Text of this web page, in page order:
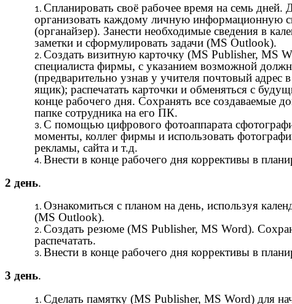
Спланировать своё рабочее время на семь дней.
организовать каждому личную информационную
(органайзер). Занести необходимые сведения в
заметки и сформулировать задачи (MS Outlook).
Создать визитную карточку (MS Publisher, MS
специалиста фирмы, с указанием возможной
(предварительно узнав у учителя почтовый адрес в
ящик); распечатать карточки и обменяться с
конце рабочего дня. Сохранять все создаваемые
папке сотрудника на его ПК.
С помощью цифрового фотоаппарата
моменты, коллег фирмы и использовать
рекламы, сайта и т.д.
Внести в конце рабочего дня коррективы в
2 день.
Ознакомиться с планом на день, используя
(MS Outlook).
Создать резюме (MS Publisher, MS Word).
распечатать.
Внести в конце рабочего дня коррективы в
3 день.
Сделать памятку (MS Publisher, MS Word) для